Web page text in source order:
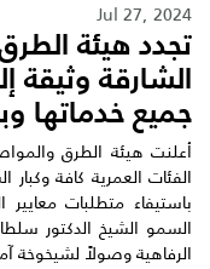
Jul 27, 2024
تجدد هيئة
الشارقة وثيقة
جميع خدماتها
أعلنت هيئة الطرق
الفئات العمرية كافة
باستيفاء متطلبات
السمو الشيخ الدكتور
الرفاهية وصولاً لشيخوخة